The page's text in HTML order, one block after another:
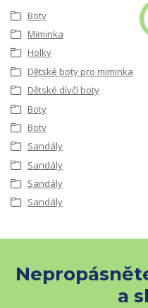
Boty
Miminka
Holky
Dětské boty pro miminka
Dětské dívčí boty
Boty
Boty
Sandály
Sandály
Sandály
Sandály
a